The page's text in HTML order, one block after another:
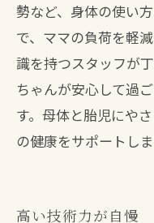
勢など、身体の使い
で、ママの負荷を軽
識を持つスタッフが
ちゃんが安心して過
す。母体と胎児にや
の健康をサポートしま
高い技術力が自慢